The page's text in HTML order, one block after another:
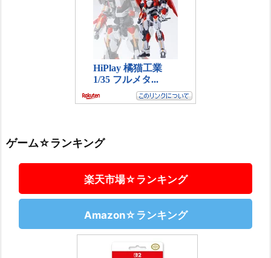
ゲーム☆ランキング
楽天市場☆ランキング
Amazon☆ランキング